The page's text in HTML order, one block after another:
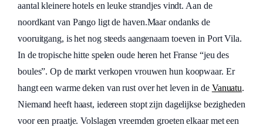
aantal kleinere hotels en leuke strandjes vindt. Aan de
noordkant van Pango ligt de haven.Maar ondanks de
vooruitgang, is het nog steeds aangenaam toeven in Port Vila.
In de tropische hitte spelen oude heren het Franse “jeu des
boules”. Op de markt verkopen vrouwen hun koopwaar. Er
hangt een warme deken van rust over het leven in de Vanuatu.
Niemand heeft haast, iedereen stopt zijn dagelijkse bezigheden
voor een praatje. Volslagen vreemden groeten elkaar met een